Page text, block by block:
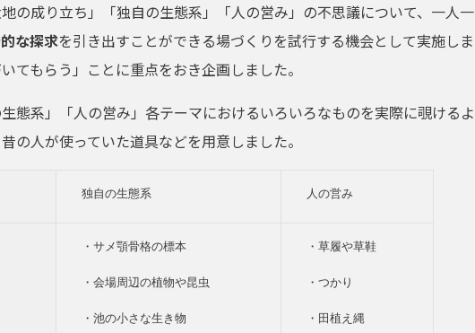
の成り立ち」「独自の生態系」「人の営み」の不思議について、一人一
な探求を引き出すことができる場づくりを試行する機会として実施しま
てもらう」ことに重点をおき企画しました。
態系」「人の営み」各テーマにおけるいろいろなものを実際に覗けるよ
の人が使っていた道具などを用意しました。
独自の生態系 人の営み
・サメ顎骨格の標本
・会場周辺の植物や昆虫
・池の小さな生き物
・草履や草鞋
・つかり
・田植え縄